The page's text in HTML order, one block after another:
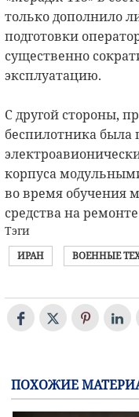
только дополнило
подготовки
существенно
эксплуатацию.
С другой стороны,
беспилотника была
корпуса
во время обучения
средства на
Тэги
ИРАН ВОЕННЫЕ
ПОХОЖИЕ